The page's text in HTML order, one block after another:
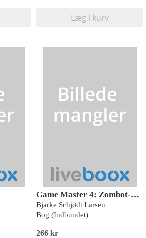
Læg i kurv
Game Master 4: Zombot-krigen
Bjarke Schjødt Larsen
Bog (Indbundet)
266 kr